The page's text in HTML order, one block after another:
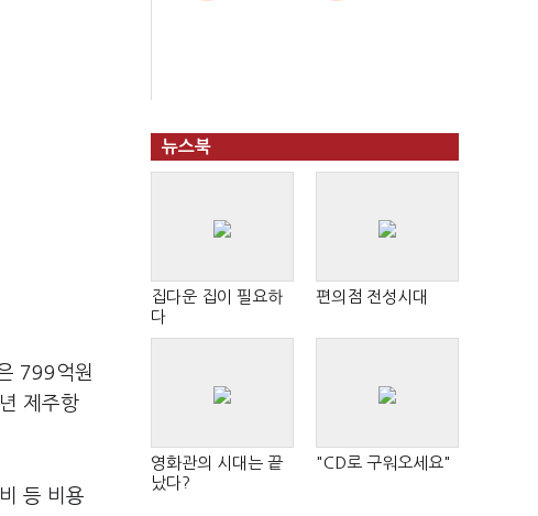
799억원
제주항
등 비용
뉴스북
집다운 집이 필요하
다
편의점 전성시대
영화관의 시대는 끝
났다?
"CD로 구워오세요"